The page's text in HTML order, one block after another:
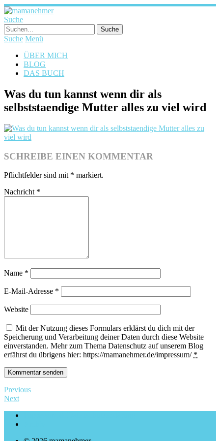
Suche
Suche Menü
ÜBER MICH
BLOG
DAS BUCH
Was du tun kannst wenn dir als
selbststaendige Mutter alles zu viel wird
SCHREIBE EINEN KOMMENTAR
Pflichtfelder sind mit * markiert.
Nachricht *
Name *
E-Mail-Adresse *
Website
Mit der Nutzung dieses Formulars erklärst du dich mit der
Speicherung und Verarbeitung deiner Daten durch diese Website
einverstanden. Mehr zum Thema Datenschutz auf unserem Blog
erfährst du übrigens hier: https://mamanehmer.de/impressum/ *
Previous
Next